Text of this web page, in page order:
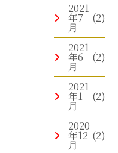
2021
年7
月
(2)
2021
年6
月
(2)
2021
年1
月
(2)
2020
年12
月
(2)